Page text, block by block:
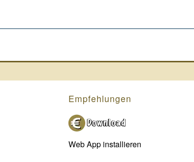
Empfehlungen
Web App installieren